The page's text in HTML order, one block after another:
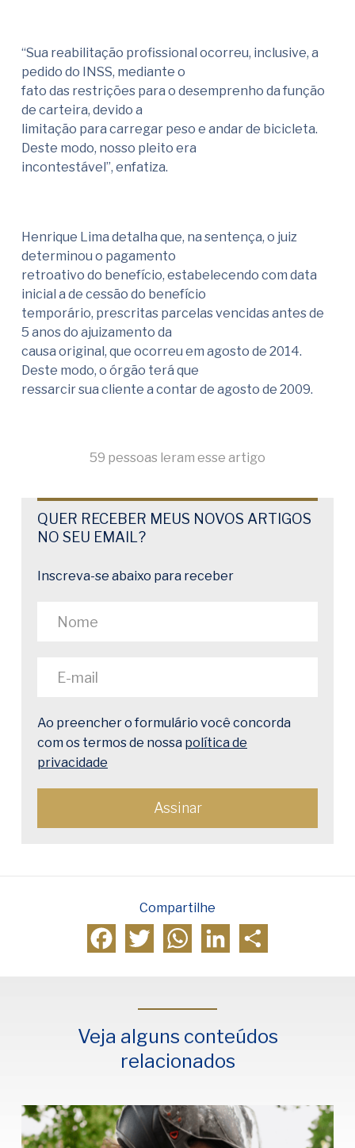
“Sua reabilitação profissional ocorreu, inclusive, a
pedido do INSS, mediante o
fato das restrições para o desemprenho da função
de carteira, devido a
limitação para carregar peso e andar de bicicleta.
Deste modo, nosso pleito era
incontestável”, enfatiza.
Henrique Lima detalha que, na sentença, o juiz
determinou o pagamento
retroativo do benefício, estabelecendo com data
inicial a de cessão do benefício
temporário, prescritas parcelas vencidas antes de
5 anos do ajuizamento da
causa original, que ocorreu em agosto de 2014.
Deste modo, o órgão terá que
ressarcir sua cliente a contar de agosto de 2009.
59 pessoas leram esse artigo
QUER RECEBER MEUS NOVOS ARTIGOS
NO SEU EMAIL?
Inscreva-se abaixo para receber
Ao preencher o formulário você concorda
com os termos de nossa política de
privacidade
Compartilhe
FacebookTwitter WhatsAppLinkedIn
Veja alguns conteúdos
relacionados